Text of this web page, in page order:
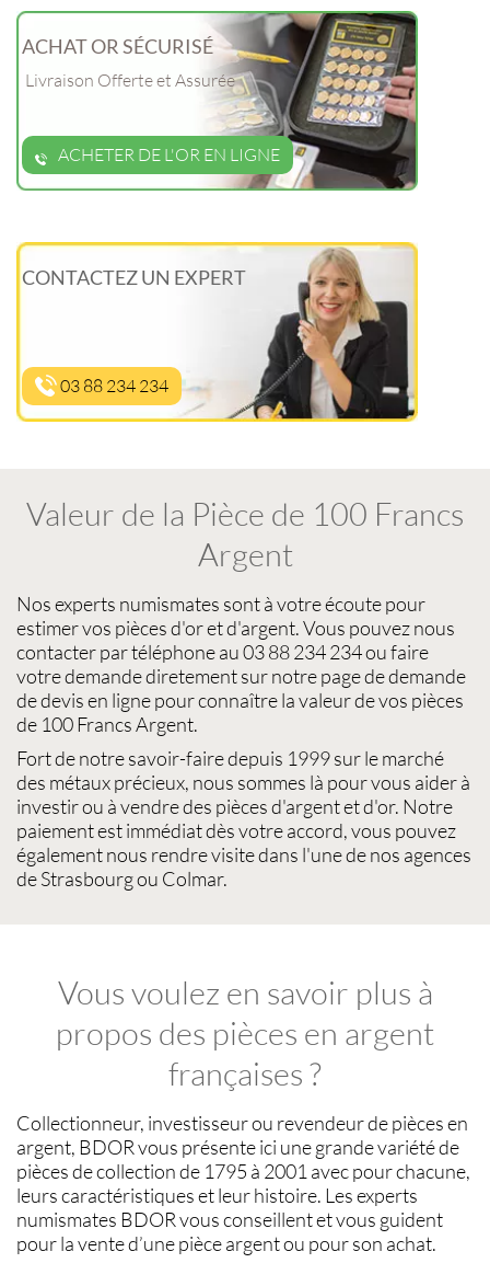
ACHAT OR SÉCURISÉ
Livraison Offerte et Assurée
ACHETER DE L'OR EN LIGNE
CONTACTEZ UN EXPERT
03 88 234 234
Valeur de la Pièce de 100 Francs
Argent
Nos experts numismates sont à votre écoute pour
estimer vos pièces d'or et d'argent. Vous pouvez nous
contacter par téléphone au 03 88 234 234 ou faire
votre demande diretement sur notre page de demande
de devis en ligne pour connaître lavaleur de vos pièces
de 100 Francs Argent.
Fort de notre savoir-faire depuis 1999 sur lemarché
des métaux précieux, nous sommes là pour vous aider à
investir ou àvendre des pièces d'argentet d'or. Notre
paiement est immédiat dès votre accord, vous pouvez
également nous rendre visite dans l'une de nos agences
de Strasbourg ou Colmar.
Vous voulez en savoir plus à
propos des pièces en argent
françaises ?
Collectionneur, investisseur ou revendeur depièces en
argent, BDORvous présente ici une grande variété de
pièces de collectionde 1795 à 2001 avec pour chacune,
leurs caractéristiques et leur histoire. Les experts
numismates BDORvous conseillent et vous guident
pour lavente d’une pièce argentou pour son achat.